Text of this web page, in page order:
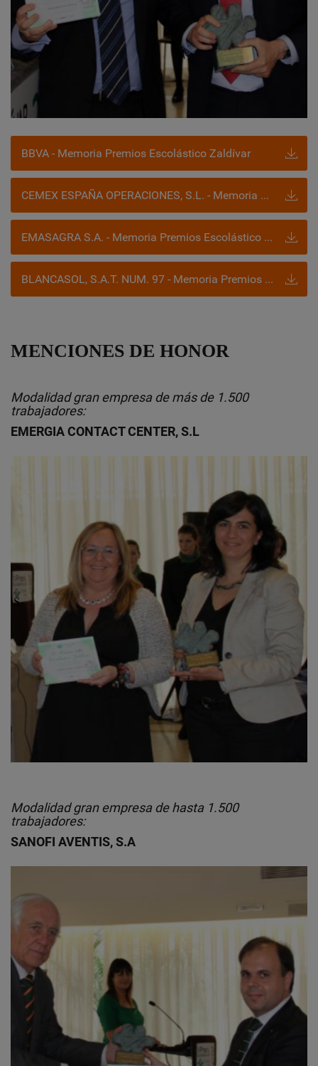
BBVA - Memoria Premios Escolástico Zaldívar
CEMEX ESPAÑA OPERACIONES, S.L. - Memoria Premios Escolástico Zaldívar
EMASAGRA S.A. - Memoria Premios Escolástico Zaldívar
BLANCASOL, S.A.T. NUM. 97 - Memoria Premios Escolástico Zaldívar
MENCIONES DE HONOR
Modalidad gran empresa de más de 1.500
trabajadores:
EMERGIA CONTACT CENTER, S.L
Modalidad gran empresa de hasta 1.500
trabajadores:
SANOFI AVENTIS, S.A